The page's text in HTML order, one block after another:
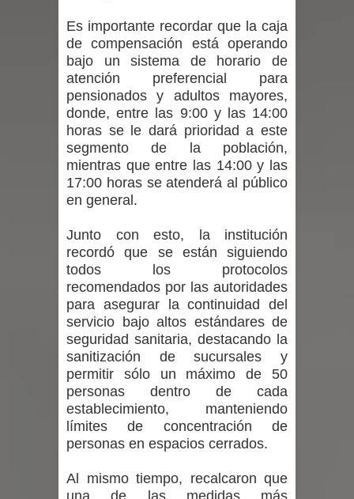
mantiene despliegue para apoyar a
niños y adolescentes durante la
emergencia.
Del anime al K-pop: especialistas U.
de Chile analizan el creciente interés
Renuncia del seremi Minvu en el
Maule golpea al Gobierno en medio de
denuncias por viviendas sociales en
Talca
4 comunas de la Región del Maule no
cuentan con plan para reducir el
riesgo de desastres
Festival Vórtice llega a Talca con
Es importante recordar que la caja
de compensación está operando
bajo un sistema de horario de
atención preferencial para
pensionados y adultos mayores,
donde, entre las 9:00 y las 14:00
horas se le dará prioridad a este
segmento de la población,
mientras que entre las 14:00 y las
17:00 horas se atenderá al público
en general.
Junto con esto, la institución
recordó que se están siguiendo
todos los protocolos
recomendados por las autoridades
para asegurar la continuidad del
servicio bajo altos estándares de
seguridad sanitaria, destacando la
sanitización de sucursales y
permitir sólo un máximo de 50
personas dentro de cada
establecimiento, manteniendo
límites de concentración de
personas en espacios cerrados.
Al mismo tiempo, recalcaron que
una de las medidas más